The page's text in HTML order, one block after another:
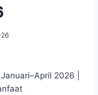
2026 |